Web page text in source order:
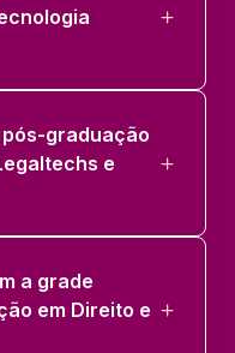
graduação
e
a grade
em Direito e